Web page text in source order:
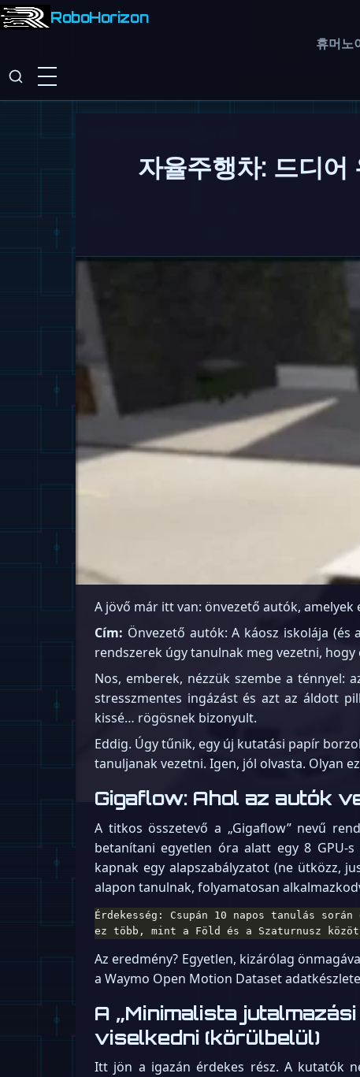
RoboHorizon
휴머노
자율주행차: 드디어
A jövő már itt van: önvezető autók, amelyek
Cím: Önvezető autók: A káosz iskolája (és
rendszerek úgy tanulnak meg vezetni,
Nos, emberek, nézzük szembe a
stresszmentes ingázást és azt az áldott
kissé… rögösnek bizonyult.
Eddig. Úgy tűnik, egy új kutatási papír
tanuljanak vezetni. Igen, jól olvasta. Olyan
Gigaflow: Ahol az autók
A titkos összetevő a „Gigaflow” nevű
betanítani egyetlen óra alatt egy 8 GPU-
kapnak egy alapszabályzatot (ne ütközz,
alapon tanulnak, folyamatosan
ez több, mint a Föld és a Szaturnusz
Az eredmény? Egyetlen, kizárólag
a Waymo Open Motion Dataset
A „Minimalista
viselkedni (körülbelül)
Itt jön a igazán érdekes rész. A kutatók